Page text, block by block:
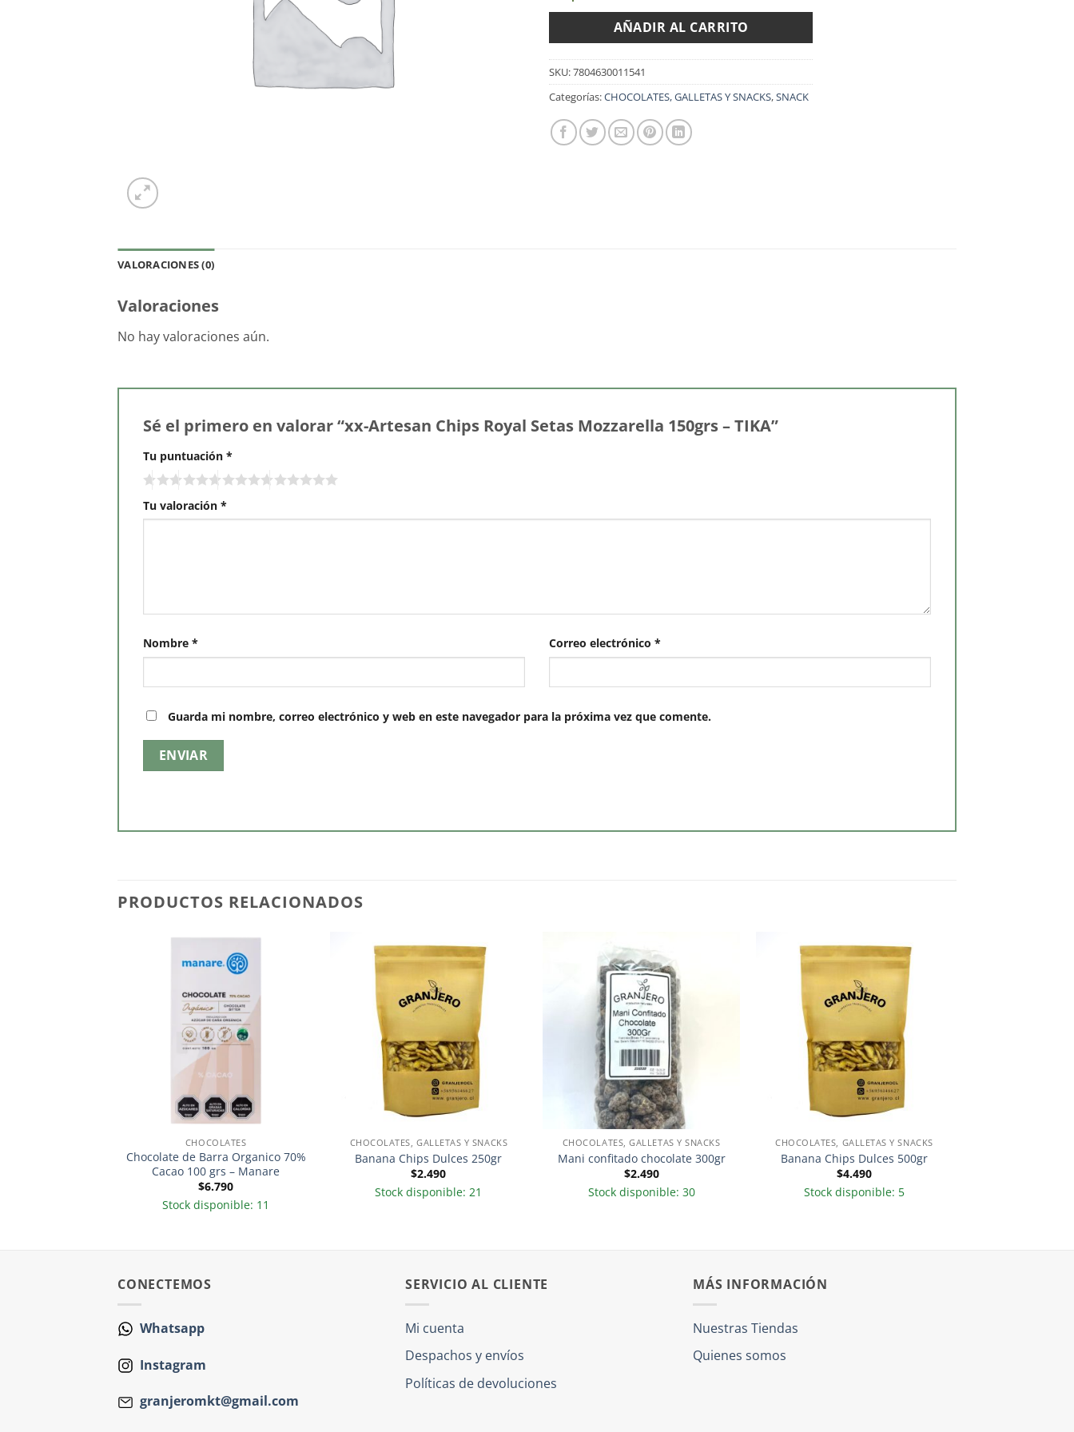
AÑADIR AL CARRITO
SKU:7804630011541
Categorías:CHOCOLATES, GALLETAS Y SNACKS,SNACK
VALORACIONES (0)
Valoraciones
No hay valoraciones aún.
Sé el primero en valorar “xx-Artesan Chips Royal Setas Mozzarella 150grs – TIKA”
Tu puntuación *
Tu valoración *
Nombre * Correo electrónico *
Guarda mi nombre, correo electrónico y web en este navegador para la próxima vez que comente.
PRODUCTOS RELACIONADOS
CHOCOLATES
Chocolate de Barra Organico 70%
Cacao 100 grs – Manare
$6.790
Stock disponible: 11
CHOCOLATES, GALLETAS Y SNACKS
Banana Chips Dulces 250gr
$2.490
Stock disponible: 21
CHOCOLATES, GALLETAS Y SNACKS
Mani confitado chocolate 300gr
$2.490
Stock disponible: 30
CHOCOLATES, GALLETAS Y SNACKS
Banana Chips Dulces 500gr
$4.490
Stock disponible: 5
CONECTEMOS
Whatsapp
Instagram
granjeromkt@gmail.com
SERVICIO AL CLIENTE
Mi cuenta
Despachos y envíos
Políticas de devoluciones
MÁS INFORMACIÓN
Nuestras Tiendas
Quienes somos